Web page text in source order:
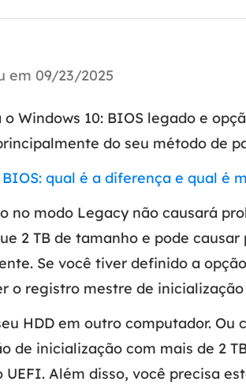
de partição perdida
Recovery
em 09/23/2025
Windows 10: BIOS legado e
do seu método de
BIOS: qual é a diferença e qual é
no modo Legacy não causará
2 TB de tamanho e pode
Se você tiver definido a
o registro mestre de inicialização
HDD em outro computador. Ou
de inicialização com mais de 2
UEFI. Além disso, você precisa